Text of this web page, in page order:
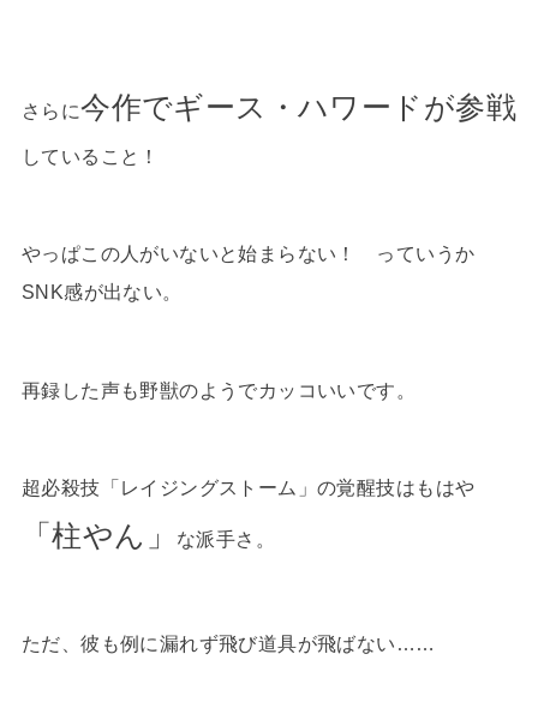
さらに今作でギース・ハワードが参戦
していること！
やっぱこの人がいないと始まらない！ っていうか
SNK感が出ない。
再録した声も野獣のようでカッコいいです。
超必殺技「レイジングストーム」の覚醒技はもはや
「柱やん」 な派手さ。
ただ、彼も例に漏れず飛び道具が飛ばない……